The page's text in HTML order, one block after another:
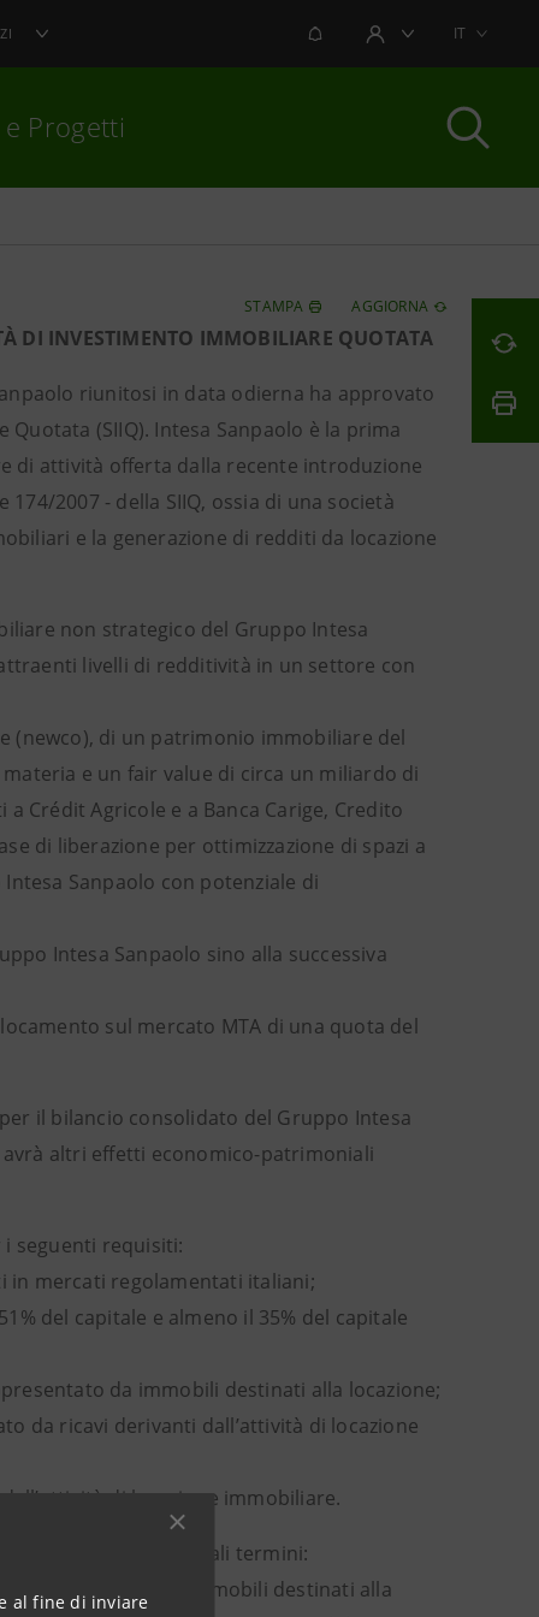
al fine di inviare
NOTIFICHEAREA UTENTEIT
e Progetti
STAMPA AGGIORNA
DI INVESTIMENTO IMMOBILIARE QUOTATA
riunitosi in data odierna ha approvato
(SIIQ). Intesa Sanpaolo è la prima
di attività offerta dalla recente introduzione
2007 - della SIIQ, ossia di una società
e la generazione di redditi da locazione
non strategico del Gruppo Intesa
livelli di redditività in un settore con
(newco), di un patrimonio immobiliare del
e un fair value di circa un miliardo di
Crédit Agricole e a Banca Carige, Credito
di liberazione per ottimizzazione di spazi a
Sanpaolo con potenziale di
Intesa Sanpaolo sino alla successiva
sul mercato MTA di una quota del
il bilancio consolidato del Gruppo Intesa
altri effetti economico-patrimoniali
i seguenti requisiti:
in mercati regolamentati italiani;
del capitale e almeno il 35% del capitale
da immobili destinati alla locazione;
da ricavi derivanti dall’attività di locazione
di locazione immobiliare.
nei seguenti principali termini:
con la cessione di immobili destinati alla